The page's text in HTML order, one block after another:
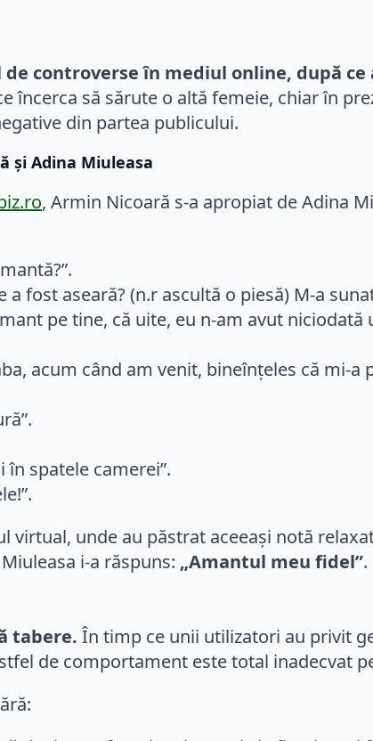
controverse în mediul online, după
încerca să sărute o altă femeie, chiar în
din partea publicului.
și Adina Miuleasa
, Armin Nicoară s-a apropiat de Adina
a fost aseară? (n.r ascultă o piesă) M-a
pe tine, că uite, eu n-am avut
acum când am venit, bineînțeles că mi-a
spatele camerei”.
virtual, unde au păstrat aceeași notă
i-a răspuns: „Amantul meu fidel”.
tabere. În timp ce unii utilizatori au privit
de comportament este total inadecvat